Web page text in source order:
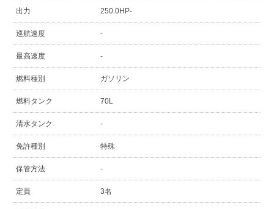
出力 250.0HP-
巡航速度 -
最高速度 -
燃料種別 ガソリン
燃料タンク 70L
清水タンク -
免許種別 特殊
保管方法 -
定員 3名